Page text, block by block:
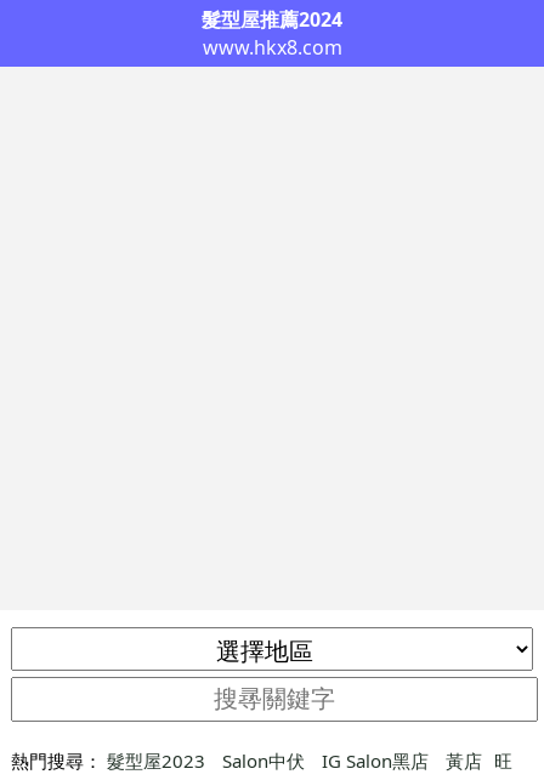
髮型屋推薦2024
www.hkx8.com
熱門搜尋： 髮型屋2023 Salon中伏 IG Salon黑店 黃店 旺